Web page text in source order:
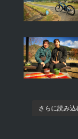
さらに読み込